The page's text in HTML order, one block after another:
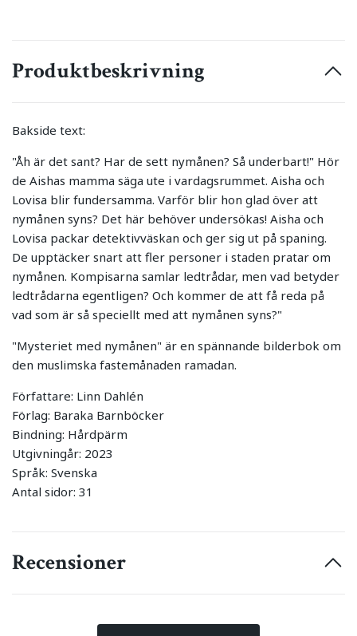
Produktbeskrivning
Bakside text:
"Åh är det sant? Har de sett nymånen? Så underbart!" Hör
de Aishas mamma säga ute i vardagsrummet. Aisha och
Lovisa blir fundersamma. Varför blir hon glad över att
nymånen syns? Det här behöver undersökas! Aisha och
Lovisa packar detektivväskan och ger sig ut på spaning.
De upptäcker snart att fler personer i staden pratar om
nymånen. Kompisarna samlar ledtrådar, men vad betyder
ledtrådarna egentligen? Och kommer de att få reda på
vad som är så speciellt med att nymånen syns?"
"Mysteriet med nymånen" är en spännande bilderbok om
den muslimska fastemånaden ramadan.
Författare: Linn Dahlén
Förlag: Baraka Barnböcker
Bindning: Hårdpärm
Utgivningår: 2023
Språk: Svenska
Antal sidor: 31
Recensioner